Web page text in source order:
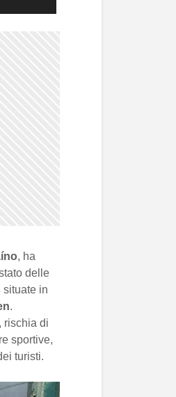
, ha
delle
situate in
.
rischia di
sportive,
turisti.